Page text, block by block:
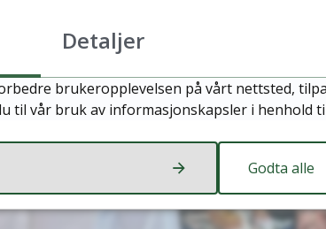
Detaljer
brukeropplevelsen på vårt nettsted,
til vår bruk av informasjonskapsler i henhold
Godta alle